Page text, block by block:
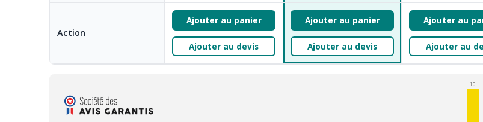
Action
Ajouter au panier
Ajouter au devis
Ajouter au panier
Ajouter au devis
Ajouter au
Ajouter au
10